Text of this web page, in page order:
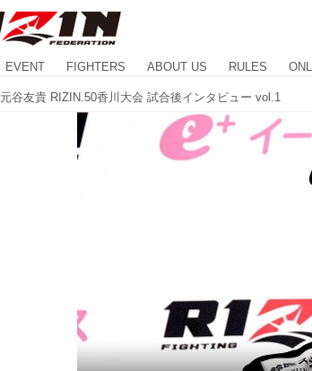
EVENT FIGHTERS ABOUT US RULES
元谷友貴 RIZIN.50香川大会 試合後インタビュー vol.1